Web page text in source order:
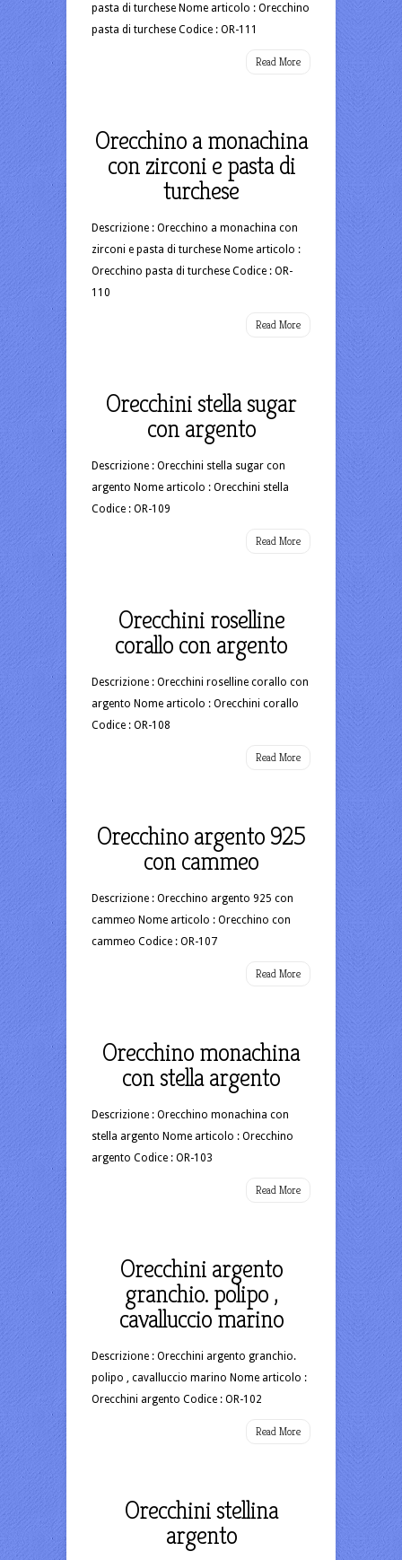
pasta di turchese Nome articolo : Orecchino
pasta di turchese Codice : OR-111
Read More
Orecchino a monachina
con zirconi e pasta di
turchese
Descrizione : Orecchino a monachina con
zirconi e pasta di turchese Nome articolo :
Orecchino pasta di turchese Codice : OR-
110
Read More
Orecchini stella sugar
con argento
Descrizione : Orecchini stella sugar con
argento Nome articolo : Orecchini stella
Codice : OR-109
Read More
Orecchini roselline
corallo con argento
Descrizione : Orecchini roselline corallo con
argento Nome articolo : Orecchini corallo
Codice : OR-108
Read More
Orecchino argento 925
con cammeo
Descrizione : Orecchino argento 925 con
cammeo Nome articolo : Orecchino con
cammeo Codice : OR-107
Read More
Orecchino monachina
con stella argento
Descrizione : Orecchino monachina con
stella argento Nome articolo : Orecchino
argento Codice : OR-103
Read More
Orecchini argento
granchio. polipo ,
cavalluccio marino
Descrizione : Orecchini argento granchio.
polipo , cavalluccio marino Nome articolo :
Orecchini argento Codice : OR-102
Read More
Orecchini stellina
argento